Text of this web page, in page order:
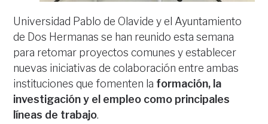
Universidad Pablo de Olavide y el Ayuntamiento
de Dos Hermanas se han reunido esta semana
para retomar proyectos comunes y establecer
nuevas iniciativas de colaboración entre ambas
instituciones que fomenten la formación, la
investigación y el empleo como principales
líneas de trabajo.